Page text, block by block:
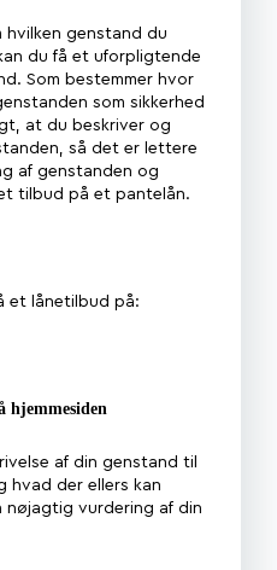
hvilken genstand du
du få et uforpligtende
Som bestemmer hvor
som sikkerhed
at du beskriver og
så det er lettere
af genstanden og
tilbud på et pantelån.
et lånetilbud på:
hjemmesiden
af din genstand til
hvad der ellers kan
nøjagtig vurdering af din